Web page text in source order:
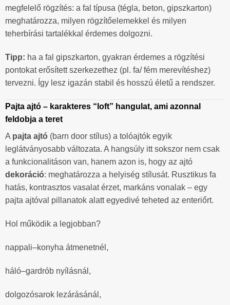
megfelelő rögzítés: a fal típusa (tégla, beton, gipszkarton)
meghatározza, milyen rögzítőelemekkel és milyen
teherbírási tartalékkal érdemes dolgozni.
Tipp: ha a fal gipszkarton, gyakran érdemes a rögzítési
pontokat erősített szerkezethez (pl. fa/ fém merevítéshez)
tervezni. Így lesz igazán stabil és hosszú életű a rendszer.
Pajta ajtó – karakteres “loft” hangulat, ami azonnal
feldobja a teret
A pajta ajtó (barn door stílus) a tolóajtók egyik
leglátványosabb változata. A hangsúly itt sokszor nem csak
a funkcionalitáson van, hanem azon is, hogy az ajtó
dekoráció: meghatározza a helyiség stílusát. Rusztikus fa
hatás, kontrasztos vasalat érzet, markáns vonalak – egy
pajta ajtóval pillanatok alatt egyedivé teheted az enteriőrt.
Hol működik a legjobban?
nappali–konyha átmenetnél,
háló–gardrób nyílásnál,
dolgozósarok lezárásánál,